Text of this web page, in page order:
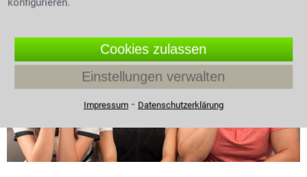
Cookies zulassen
Einstellungen verwalten
Impressum⁃ Datenschutzerklärung